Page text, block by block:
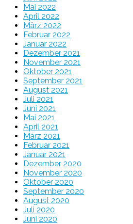
Mai 2022
April 2022
März 2022
Februar 2022
Januar 2022
Dezember 2021
November 2021
Oktober 2021
September 2021
August 2021
Juli 2021
Juni 2021
Mai 2021
April 2021
März 2021
Februar 2021
Januar 2021
Dezember 2020
November 2020
Oktober 2020
September 2020
August 2020
Juli 2020
Juni 2020